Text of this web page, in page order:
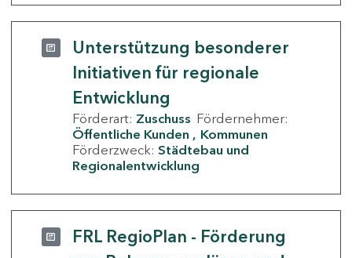
Unterstützung besonderer
Initiativen für regionale
Entwicklung
Förderart: Zuschuss Fördernehmer:
Öffentliche Kunden
Kommunen
Förderzweck: Städtebau und
Regionalentwicklung
FRL RegioPlan - Förderung